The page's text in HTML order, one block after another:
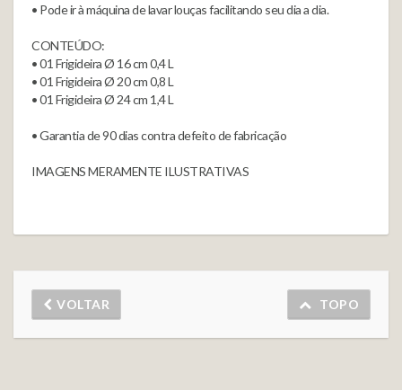
• Pode ir à máquina de lavar louças facilitando seu dia a dia.
CONTEÚDO:
• 01 Frigideira Ø 16 cm 0,4 L
• 01 Frigideira Ø 20 cm 0,8 L
• 01 Frigideira Ø 24 cm 1,4 L
• Garantia de 90 dias contra defeito de fabricação
IMAGENS MERAMENTE ILUSTRATIVAS
VOLTAR TOPO